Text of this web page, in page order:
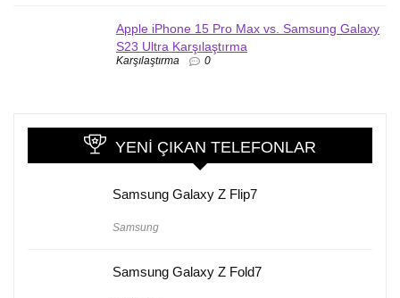
Apple iPhone 15 Pro Max vs. Samsung Galaxy
S23 Ultra Karşılaştırma
Karşılaştırma 0
YENI ÇIKAN TELEFONLAR
Samsung Galaxy Z Flip7
Samsung
Samsung Galaxy Z Fold7